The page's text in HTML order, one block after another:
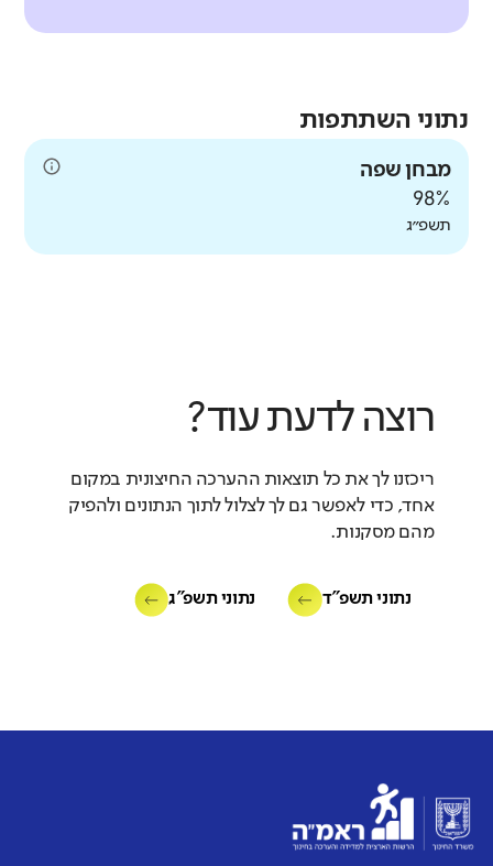
נתוני השתתפות
מבחן שפה
98%
תשפ״ג
רוצה לדעת עוד?
ריכזנו לך את כל תוצאות ההערכה החיצונית במקום
אחד, כדי לאפשר גם לך לצלול לתוך הנתונים ולהפיק
מהם מסקנות.
נתוני תשפ"ד נתוני תשפ"ג